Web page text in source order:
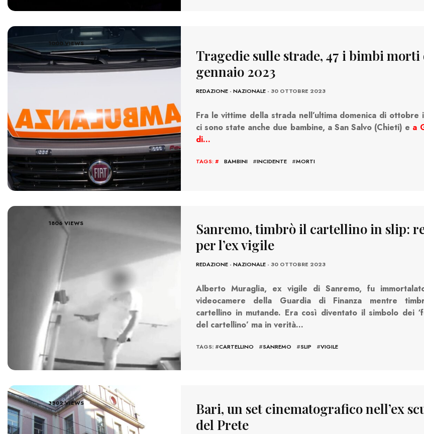
1000 VIEWS
Tragedie sulle strade, 47 i bimbi morti
gennaio 2023
REDAZIONE- NAZIONALE- 30 OTTOBRE 2023
Fra le vittime della strada nell’ultima domenica di ottobre
ci sono state anche due bambine, a San Salvo (Chieti) e a
di…
TAGS: # BAMBINI #INCIDENTE #MORTI
1806 VIEWS
Sanremo, timbrò il cartellino in slip:
per l’ex vigile
REDAZIONE- NAZIONALE- 30 OTTOBRE 2023
Alberto Muraglia, ex vigile di Sanremo, fu
videocamere della Guardia di Finanza mentre
cartellino in mutande. Era così diventato il simbolo dei
del cartellino’ ma in verità…
TAGS: #CARTELLINO #SANREMO #SLIP #VIGILE
3302 VIEWS
Bari, un set cinematografico nell’ex
del Prete